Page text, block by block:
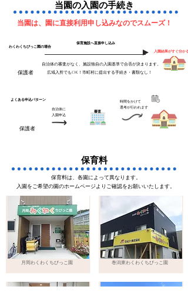
​当園の入園の手続き
​当園は、園に直接利用申し込みなのでスムーズ！
​わくわくちびっこ園の場合
​保護者
​保育施設へ直接申し込み
​自治体の審査がなく、施設独自の入園基準で合否が決まります。
​入園結果がすぐ分かる
広域入所でもOK！市町村に提出する手続き・書類なし！
​保護者
​審査
自治体に
​入園申込
時間をかけて
​選考が行われます
​よくある申込パターン
​保育料
保育料は、各園によって異なります。
​入園をご希望の園のホームページよりご確認をお願いいたします。
月岡わくわくちびっこ園 巻潟東わくわくちびっこ園